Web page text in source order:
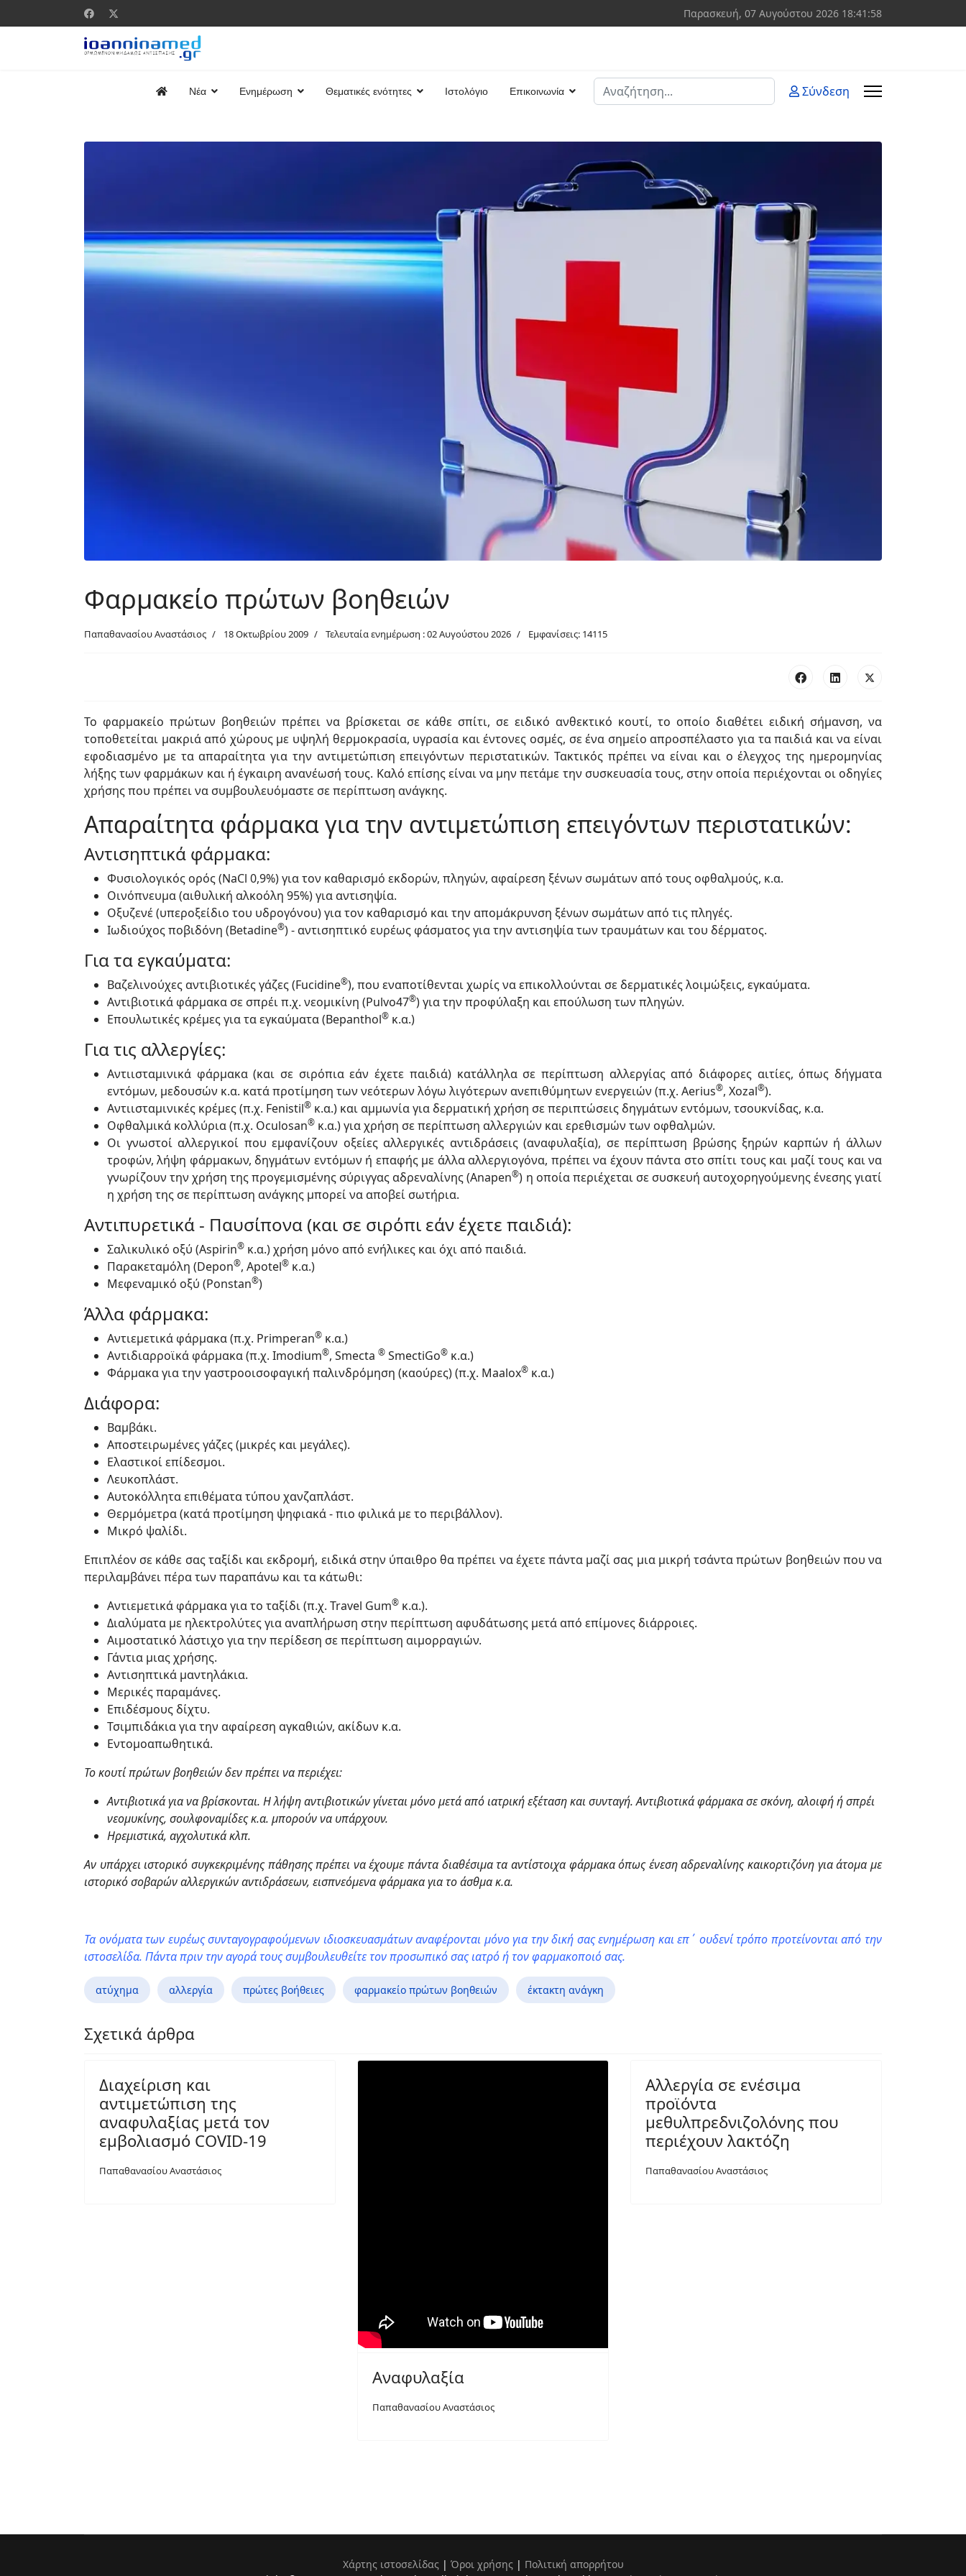
Παρασκευή, 07 Αυγούστου 2026 18:41:58
Νέα Ενημέρωση Θεματικές ενότητες Ιστολόγιο Επικοινωνία
Αναζήτηση
Σύνδεση
Φαρμακείο πρώτων βοηθειών
Παπαθανασίου Αναστάσιος 18 Οκτωβρίου 2009 Τελευταία ενημέρωση : 02 Αυγούστου 2026 Εμφανίσεις: 14115
Το φαρμακείο πρώτων βοηθειών πρέπει να βρίσκεται σε κάθε σπίτι, σε ειδικό ανθεκτικό κουτί, το οποίο διαθέτει ειδική σήμανση, να
τοποθετείται μακριά από χώρους με υψηλή θερμοκρασία, υγρασία και έντονες οσμές, σε ένα σημείο απροσπέλαστο για τα παιδιά και να είναι
εφοδιασμένο με τα απαραίτητα για την αντιμετώπιση επειγόντων περιστατικών. Τακτικός πρέπει να είναι και ο έλεγχος της ημερομηνίας
λήξης των φαρμάκων και ή έγκαιρη ανανέωσή τους. Καλό επίσης είναι να μην πετάμε την συσκευασία τους, στην οποία περιέχονται οι οδηγίες
χρήσης που πρέπει να συμβουλευόμαστε σε περίπτωση ανάγκης.
Απαραίτητα φάρμακα για την αντιμετώπιση επειγόντων περιστατικών:
Αντισηπτικά φάρμακα:
Φυσιολογικός ορός (NaCl 0,9%) για τον καθαρισμό εκδορών, πληγών, αφαίρεση ξένων σωμάτων από τους οφθαλμούς, κ.α.
Οινόπνευμα (αιθυλική αλκοόλη 95%) για αντισηψία.
Οξυζενέ (υπεροξείδιο του υδρογόνου) για τον καθαρισμό και την απομάκρυνση ξένων σωμάτων από τις πληγές.
Ιωδιούχος ποβιδόνη (Betadine®) - αντισηπτικό ευρέως φάσματος για την αντισηψία των τραυμάτων και του δέρματος.
Για τα εγκαύματα:
Βαζελινούχες αντιβιοτικές γάζες (Fucidine®), που εναποτίθενται χωρίς να επικολλούνται σε δερματικές λοιμώξεις, εγκαύματα.
Αντιβιοτικά φάρμακα σε σπρέι π.χ. νεομικίνη (Pulvo47®) για την προφύλαξη και επούλωση των πληγών.
Επουλωτικές κρέμες για τα εγκαύματα (Bepanthol® κ.α.)
Για τις αλλεργίες:
Αντιισταμινικά φάρμακα (και σε σιρόπια εάν έχετε παιδιά) κατάλληλα σε περίπτωση αλλεργίας από διάφορες αιτίες, όπως δήγματα
εντόμων, μεδουσών κ.α. κατά προτίμηση των νεότερων λόγω λιγότερων ανεπιθύμητων ενεργειών (π.χ. Aerius®, Xozal®).
Αντιισταμινικές κρέμες (π.χ. Fenistil® κ.α.) και αμμωνία για δερματική χρήση σε περιπτώσεις δηγμάτων εντόμων, τσουκνίδας, κ.α.
Οφθαλμικά κολλύρια (π.χ. Oculosan® κ.α.) για χρήση σε περίπτωση αλλεργιών και ερεθισμών των οφθαλμών.
Οι γνωστοί αλλεργικοί που εμφανίζουν οξείες αλλεργικές αντιδράσεις (αναφυλαξία), σε περίπτωση βρώσης ξηρών καρπών ή άλλων
τροφών, λήψη φάρμακων, δηγμάτων εντόμων ή επαφής με άλλα αλλεργιογόνα, πρέπει να έχουν πάντα στο σπίτι τους και μαζί τους και να
γνωρίζουν την χρήση της προγεμισμένης σύριγγας αδρεναλίνης (Anapen®) η οποία περιέχεται σε συσκευή αυτοχορηγούμενης ένεσης γιατί
η χρήση της σε περίπτωση ανάγκης μπορεί να αποβεί σωτήρια.
Αντιπυρετικά - Παυσίπονα (και σε σιρόπι εάν έχετε παιδιά):
Σαλικυλικό οξύ (Aspirin® κ.α.) χρήση μόνο από ενήλικες και όχι από παιδιά.
Παρακεταμόλη (Depon®, Apotel® κ.α.)
Μεφεναμικό οξύ (Ponstan®)
Άλλα φάρμακα:
Αντιεμετικά φάρμακα (π.χ. Primperan® κ.α.)
Αντιδιαρροϊκά φάρμακα (π.χ. Imodium®, Smecta ® SmectiGo® κ.α.)
Φάρμακα για την γαστpοοισοφαγική παλινδρόμηση (καούρες) (π.χ. Maalox® κ.α.)
Διάφορα:
Βαμβάκι.
Αποστειρωμένες γάζες (μικρές και μεγάλες).
Ελαστικοί επίδεσμοι.
Λευκοπλάστ.
Αυτοκόλλητα επιθέματα τύπου χανζαπλάστ.
Θερμόμετρα (κατά προτίμηση ψηφιακά - πιο φιλικά με το περιβάλλον).
Μικρό ψαλίδι.
Επιπλέον σε κάθε σας ταξίδι και εκδρομή, ειδικά στην ύπαιθρο θα πρέπει να έχετε πάντα μαζί σας μια μικρή τσάντα πρώτων βοηθειών που να
περιλαμβάνει πέρα των παραπάνω και τα κάτωθι:
Αντιεμετικά φάρμακα για το ταξίδι (π.χ. Travel Gum® κ.α.).
Διαλύματα με ηλεκτρολύτες για αναπλήρωση στην περίπτωση αφυδάτωσης μετά από επίμονες διάρροιες.
Αιμοστατικό λάστιχο για την περίδεση σε περίπτωση αιμορραγιών.
Γάντια μιας χρήσης.
Αντισηπτικά μαντηλάκια.
Μερικές παραμάνες.
Επιδέσμους δίχτυ.
Τσιμπιδάκια για την αφαίρεση αγκαθιών, ακίδων κ.α.
Εντομοαπωθητικά.
Το κουτί πρώτων βοηθειών δεν πρέπει να περιέχει:
Αντιβιοτικά για να βρίσκονται. Η λήψη αντιβιοτικών γίνεται μόνο μετά από ιατρική εξέταση και συνταγή. Αντιβιοτικά φάρμακα σε σκόνη, αλοιφή ή σπρέι
νεομυκίνης, σουλφοναμίδες κ.α. μπορούν να υπάρχουν.
Ηρεμιστικά, αγχολυτικά κλπ.
Αν υπάρχει ιστορικό συγκεκριμένης πάθησης πρέπει να έχουμε πάντα διαθέσιμα τα αντίστοιχα φάρμακα όπως ένεση αδρεναλίνης καικορτιζόνη για άτομα με
ιστορικό σοβαρών αλλεργικών αντιδράσεων, εισπνεόμενα φάρμακα για το άσθμα κ.α.
Τα ονόματα των ευρέως συνταγογραφούμενων ιδιοσκευασμάτων αναφέρονται μόνο για την δική σας ενημέρωση και επ΄ ουδενί τρόπο προτείνονται από την
ιστοσελίδα. Πάντα πριν την αγορά τους συμβουλευθείτε τον προσωπικό σας ιατρό ή τον φαρμακοποιό σας.
ατύχημα αλλεργία πρώτες βοήθειες φαρμακείο πρώτων βοηθειών έκτακτη ανάγκη
Σχετικά άρθρα
Διαχείριση και
αντιμετώπιση της
αναφυλαξίας μετά τον
εμβολιασμό COVID-19
Παπαθανασίου Αναστάσιος
Αναφυλαξία
Παπαθανασίου Αναστάσιος
Αλλεργία σε ενέσιμα
προϊόντα
μεθυλπρεδνιζολόνης που
περιέχουν λακτόζη
Παπαθανασίου Αναστάσιος
Χάρτης ιστοσελίδας| Όροι χρήσης| Πολιτική απορρήτου